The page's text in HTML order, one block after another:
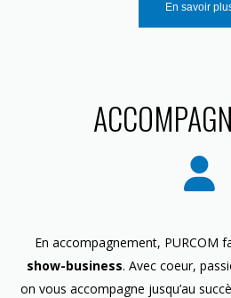
En savoir
En accompagnement, PURCOM
show-business. Avec coeur,
on vous accompagne jusqu’au